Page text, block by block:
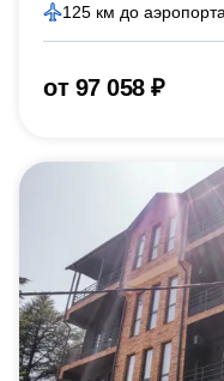
125 км до аэропорта
от 97 058 ₽